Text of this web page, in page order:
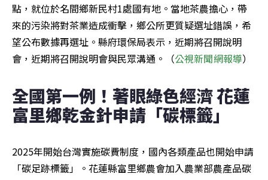
點，就位於名間鄉新民村1處國有地。當地茶農擔心，帶
來的污染將對茶業造成衝擊，鄉公所更質疑選址錯誤，希
望公布數據再選址。縣府環保局表示，近期將召開說明
會，近期將召開說明會與民眾溝通。（公視新聞網報導）
全國第一例！著眼綠色經濟 花蓮
富里鄉乾金針申請「碳標籤」
2025年開始台灣實施碳費制度，國內各類產品也開始申請
「碳足跡標籤」。花蓮縣富里鄉農會加入農業部農產品碳